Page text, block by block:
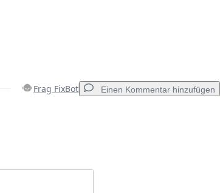
Frag FixBot Einen Kommentar hinzufügen